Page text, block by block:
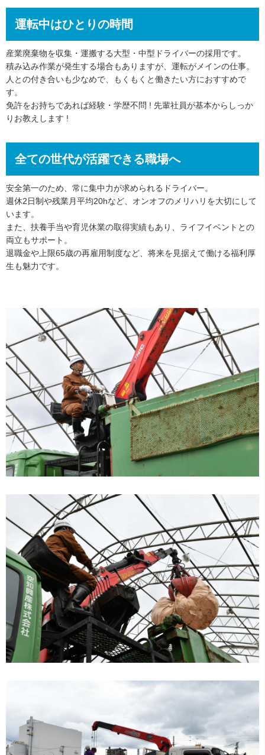
運転中はひとりの時間
産業廃棄物を収集・運搬する大型・中型ドライバーの採用です。
積み込み作業が発生する場合もありますが、運転がメインの仕事。
人との付き合いも少なめで、もくもくと働きたい方におすすめで
す。
免許をお持ちであれば経験・学歴不問 ! 先輩社員が基本からしっか
りお教えします !
全ての世代が活躍できる職場へ
安全第一のため、常に集中力が求められるドライバー。
週休2日制や残業月平均20hなど、オンオフのメリハリを大切にして
います。
また、扶養手当や育児休業の取得実績もあり、ライフイベントとの
両立もサポート。
退職金や上限65歳の再雇用制度など、将来を見据えて働ける福利厚
生も魅力です。